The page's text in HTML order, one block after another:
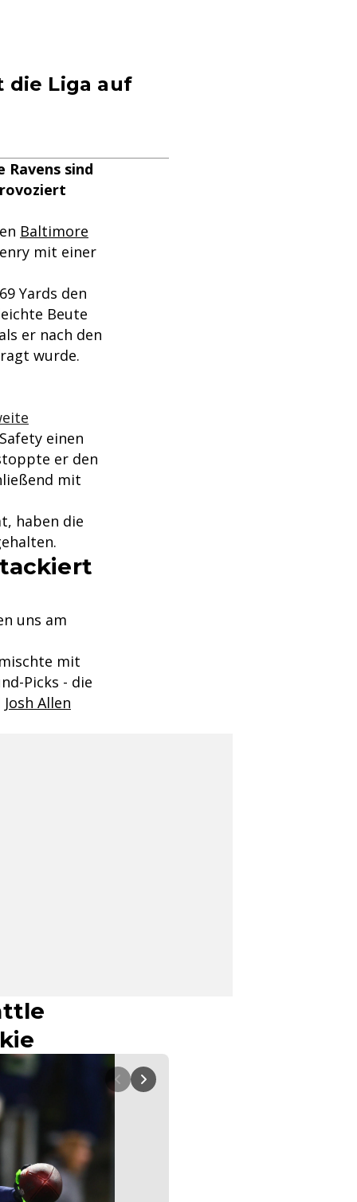
die Liga auf
Ravens sind
Baltimore
mit einer
Yards den
Beute
er nach den
wurde.
einen
er den
mit
haben die
uns am
mit
Picks - die
Josh Allen